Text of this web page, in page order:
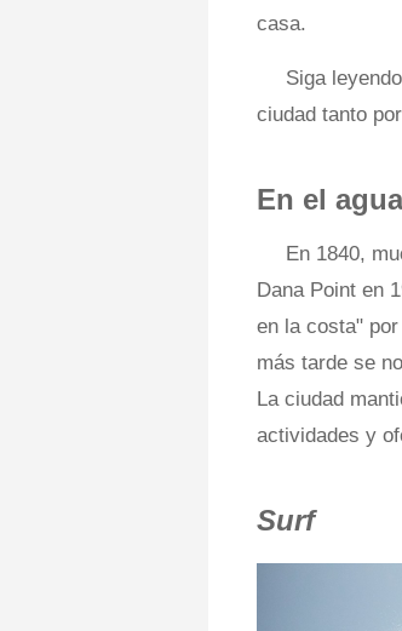
casa.
Siga
ciudad tanto
En el agua
En 1840,
Dana Point en
en la costa"
más tarde se
La ciudad
actividades y
Surf